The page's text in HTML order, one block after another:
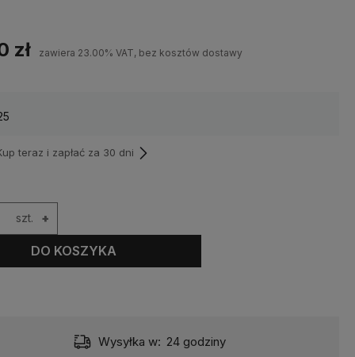
zł zawiera 23.00% VAT, bez kosztów dostawy
teraz i zapłać za 30 dni
szt. +
DO KOSZYKA
Wysyłka w: 24 godziny